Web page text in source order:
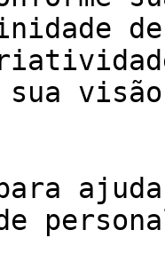
sua